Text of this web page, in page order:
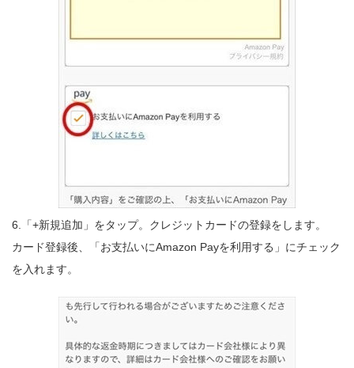
6.「+新規追加」をタップ。クレジットカードの登録をします。
カード登録後、「お支払いにAmazon Payを利用する」にチェック
を入れます。